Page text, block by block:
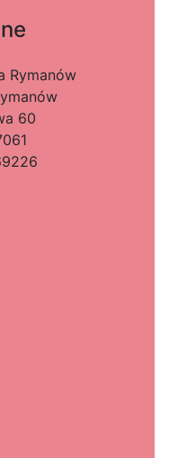
Rymanów
60